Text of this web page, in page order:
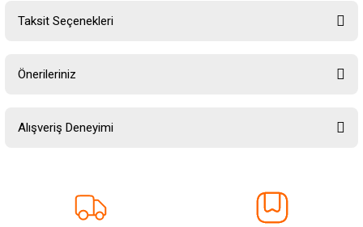
Taksit Seçenekleri
Önerileriniz
Bu ürünün fiyat bilgisi, resim, ürün açıklamalarında ve diğer konularda
yetersiz gördüğünüz noktaları öneri formunu kullanarak tarafımıza
Ürün resmi kalitesiz, bozuk veya görüntülenemiyor.
Alışveriş Deneyimi